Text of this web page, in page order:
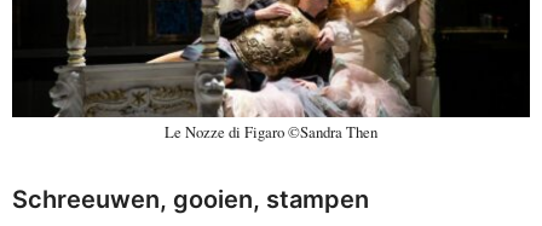
Le Nozze di Figaro ©Sandra Then
Schreeuwen, gooien, stampen